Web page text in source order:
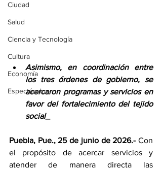
Ciudad
Salud
Ciencia y Tecnología
Cultura
Economía
Espectáculos
Asimismo, en coordinación entre
los tres órdenes de gobierno, se
acercaron programas y servicios en
favor del fortalecimiento del tejido
social_
Puebla, Pue., 25 de junio de 2026.- Con
el propósito de acercar servicios y
atender de manera directa las